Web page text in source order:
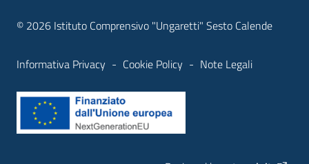
© 2026 Istituto Comprensivo "Ungaretti" Sesto Calende
Informativa Privacy - Cookie Policy - Note Legali